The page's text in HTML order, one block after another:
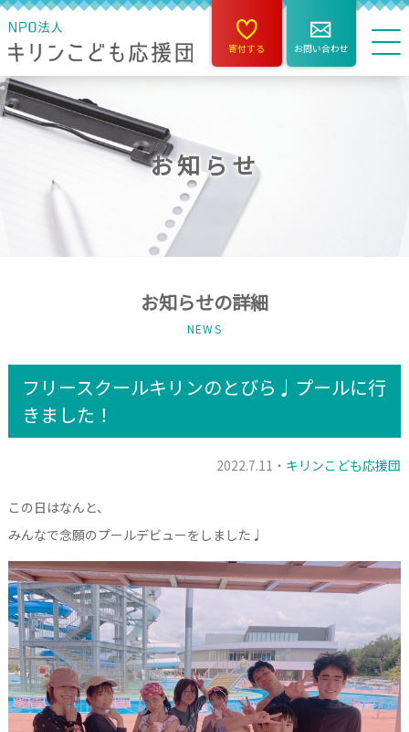
寄付する お問い合わせ
お知らせ
お知らせの詳細
NEWS
フリースクールキリンのとびら♩プールに行
きました！
2022.7.11・ キリンこども応援団
この日はなんと、
みんなで念願のプールデビューをしました♩